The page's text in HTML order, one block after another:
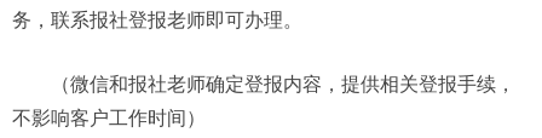
务，联系报社登报老师即可办理。
（微信和报社老师确定登报内容，提供相关登报手续，
不影响客户工作时间）